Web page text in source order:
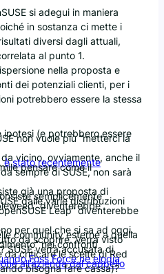
si adegui in maniera
in sostanza ci mette i
diversi dagli attuali,
al punto 1.
nella proposta e
dei potenziali clienti, per i
potrebbero essere la stessa
ipotesi (e potrebbero essere
non vuole più “metterci la
vicino, ovviamente, anche il
è stato recentemente
pensare come il
sempre di SUSE, non sarà
già una proposta di
semplicemente
dalle varie distribuzioni
diventerebbe
Leap” diventerebbe
per quel che si sa ad oggi.
community esterne a quella
da scoprire. Verrà visto
nei confronti
SUSE verrà accusata di
da criticare le scelte di Red
Foss Force ne elogia
all’azienda dal cappello
bisogna fare cassa)?